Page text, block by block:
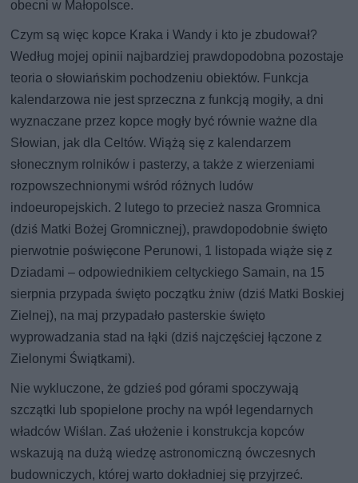
obecni w Małopolsce.
Czym są więc kopce Kraka i Wandy i kto je zbudował?
Według mojej opinii najbardziej prawdopodobna pozostaje
teoria o słowiańskim pochodzeniu obiektów. Funkcja
kalendarzowa nie jest sprzeczna z funkcją mogiły, a dni
wyznaczane przez kopce mogły być równie ważne dla
Słowian, jak dla Celtów. Wiążą się z kalendarzem
słonecznym rolników i pasterzy, a także z wierzeniami
rozpowszechnionymi wśród różnych ludów
indoeuropejskich. 2 lutego to przecież nasza Gromnica
(dziś Matki Bożej Gromnicznej), prawdopodobnie święto
pierwotnie poświęcone Perunowi, 1 listopada wiąże się z
Dziadami – odpowiednikiem celtyckiego Samain, na 15
sierpnia przypada święto początku żniw (dziś Matki Boskiej
Zielnej), na maj przypadało pasterskie święto
wyprowadzania stad na łąki (dziś najczęściej łączone z
Zielonymi Świątkami).
Nie wykluczone, że gdzieś pod górami spoczywają
szczątki lub spopielone prochy na wpół legendarnych
władców Wiślan. Zaś ułożenie i konstrukcja kopców
wskazują na dużą wiedzę astronomiczną ówczesnych
budowniczych, której warto dokładniej się przyjrzeć.